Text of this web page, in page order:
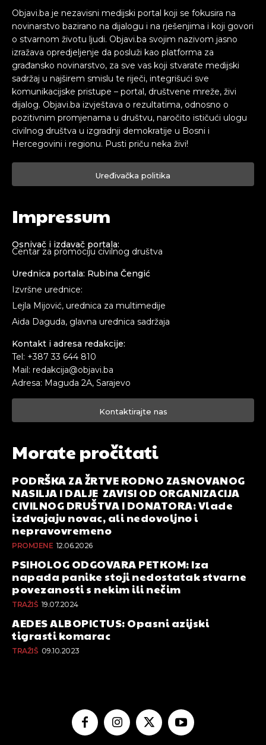
Objavi.ba je nezavisni medijski portal koji se fokusira na
novinarstvo bazirano na dijalogu i na rješenjima i koji govori
o stvarnom životu ljudi. Objavi.ba svojim nazivom jasno
izražava opredjeljenje da posluži kao platforma za
građansko novinarstvo, za sve vas koji stvarate medijski
sadržaj u najširem smislu te riječi, integrišući sve
komunikacijske pristupe – portal, društvene mreže, živi
dijalog. Objavi.ba izvještava o rezultatima, odnosno o
pozitivnim promjenama u društvu, naročito ističući ulogu
civilnog društva u izgradnji demokratije u Bosni i
Hercegovini i regionu. Pusti priču neka živi!
Uređivačka politika
Impressum
Osnivač i izdavač portala:
Centar za promociju civilnog društva
Urednica portala: Rubina Čengić
Izvršne urednice:
Lejla Mijović, urednica za multimedije
Aida Daguda, glavna urednica sadržaja
Kontakt i adresa redakcije:
Tel: +387 33 644 810
Mail: redakcija@objavi.ba
Adresa: Maguda 2A, Sarajevo
Kontaktirajte nas
Morate pročitati
PODRŠKA ZA ŽRTVE RODNO ZASNOVANOG
NASILJA I DALJE ZAVISI OD ORGANIZACIJA
CIVILNOG DRUŠTVA I DONATORA: Vlade
izdvajaju novac, ali nedovoljno i
nepravovremeno
PROMJENE 12.06.2026
PSIHOLOG ODGOVARA PETKOM: Iza
napada panike stoji nedostatak stvarne
povezanosti s nekim ili nečim
TRAŽIŠ 19.07.2024
AEDES ALBOPICTUS: Opasni azijski
tigrasti komarac
TRAŽIŠ 09.10.2023